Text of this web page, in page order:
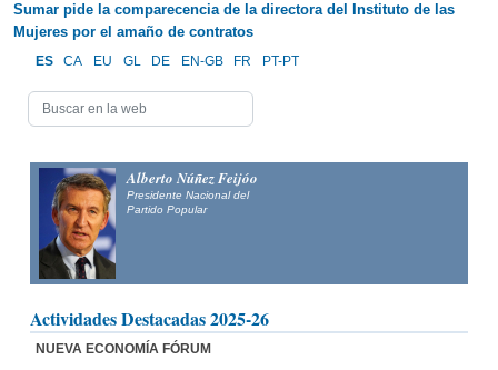
Sumar pide la comparecencia de la directora del Instituto de las
Mujeres por el amaño de contratos
ES CA EU GL DE EN-GB FR PT-PT
Alberto Núñez Feijóo
Presidente Nacional del
Partido Popular
Actividades Destacadas 2025-26
NUEVA ECONOMÍA FÓRUM